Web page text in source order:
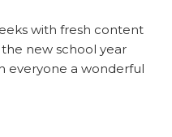
with fresh content
new school year
everyone a wonderful